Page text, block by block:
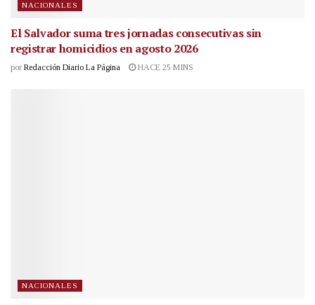
NACIONALES
El Salvador suma tres jornadas consecutivas sin
registrar homicidios en agosto 2026
por Redacción Diario La Página HACE 25 MINS
NACIONALES